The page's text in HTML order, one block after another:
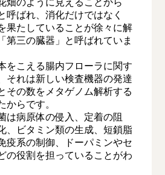
畑のように見えることから
呼ばれ、消化だけではなく
果たしていることが徐々に解
第三の臓器」と呼ばれていま
をこえる腸内フローラに関す
それは新しい検査機器の発達
その数をメタゲノム解析する
からです。
は病原体の侵入、定着の阻
、ビタミン類の生成、短鎖脂
疫系の制御、ドーパミンやセ
の役割を担っていることがわ